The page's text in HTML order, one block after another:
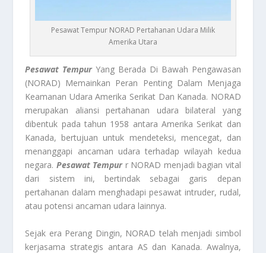
Pesawat Tempur NORAD Pertahanan Udara Milik
Amerika Utara
Pesawat TempurYang Berada Di Bawah Pengawasan
(NORAD) Memainkan Peran Penting Dalam Menjaga
Keamanan Udara Amerika Serikat Dan Kanada. NORAD
merupakan aliansi pertahanan udara bilateral yang
dibentuk pada tahun 1958 antara Amerika Serikat dan
Kanada, bertujuan untuk mendeteksi, mencegat, dan
menanggapi ancaman udara terhadap wilayah kedua
negara. Pesawat Tempurr NORAD menjadi bagian vital
dari sistem ini, bertindak sebagai garis depan
pertahanan dalam menghadapi pesawat intruder, rudal,
atau potensi ancaman udara lainnya.
Sejak era Perang Dingin, NORAD telah menjadi simbol
kerjasama strategis antara AS dan Kanada. Awalnya,